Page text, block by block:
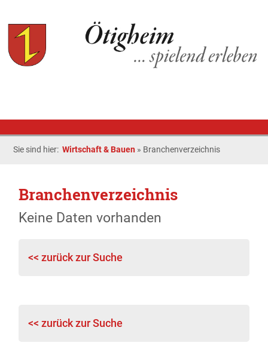
Sie sind hier:Wirtschaft & Bauen » Branchenverzeichnis
Branchenverzeichnis
Keine Daten vorhanden
<< zurück zur Suche
<< zurück zur Suche